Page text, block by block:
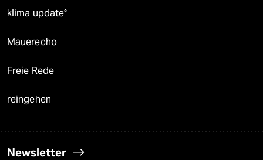
klima update°
Mauerecho
Freie Rede
reingehen
Newsletter